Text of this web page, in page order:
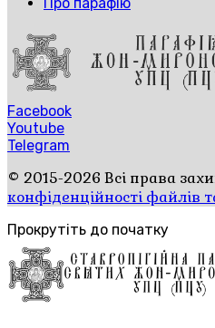
Про парафію
Facebook
Youtube
Telegram
© 2015-2026 Всі права
конфіденційності файлів
Прокрутіть до початку